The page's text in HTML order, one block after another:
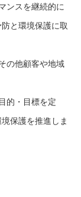
ンスを継続的に
と環境保護に取
の他顧客や地域
的・目標を定
保護を推進しま